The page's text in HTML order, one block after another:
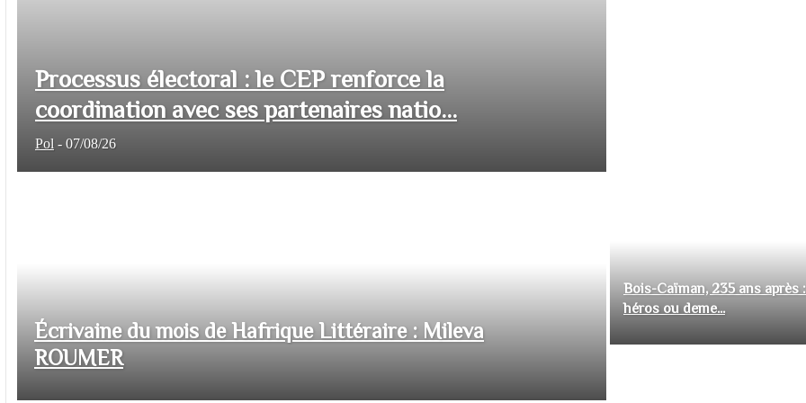
Processus électoral : le CEP renforce la
coordination avec ses partenaires natio...
Pol - 07/08/26
Écrivaine du mois de Hafrique Littéraire : Mileva
ROUMER
Bois-Caïman, 235 ans après
héros ou deme...